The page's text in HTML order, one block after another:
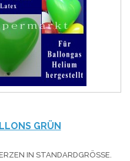
GRÜN
IN STANDARDGRÖSSE.